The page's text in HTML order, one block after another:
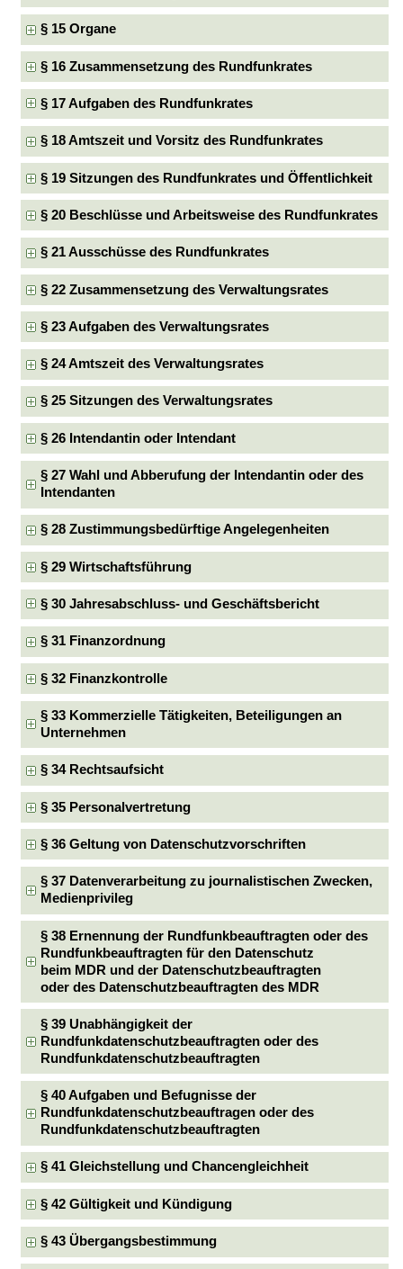
§ 15 Organe
§ 16 Zusammensetzung des Rundfunkrates
§ 17 Aufgaben des Rundfunkrates
§ 18 Amtszeit und Vorsitz des Rundfunkrates
§ 19 Sitzungen des Rundfunkrates und Öffentlichkeit
§ 20 Beschlüsse und Arbeitsweise des Rundfunkrates
§ 21 Ausschüsse des Rundfunkrates
§ 22 Zusammensetzung des Verwaltungsrates
§ 23 Aufgaben des Verwaltungsrates
§ 24 Amtszeit des Verwaltungsrates
§ 25 Sitzungen des Verwaltungsrates
§ 26 Intendantin oder Intendant
§ 27 Wahl und Abberufung der Intendantin oder des
Intendanten
§ 28 Zustimmungsbedürftige Angelegenheiten
§ 29 Wirtschaftsführung
§ 30 Jahresabschluss- und Geschäftsbericht
§ 31 Finanzordnung
§ 32 Finanzkontrolle
§ 33 Kommerzielle Tätigkeiten, Beteiligungen an
Unternehmen
§ 34 Rechtsaufsicht
§ 35 Personalvertretung
§ 36 Geltung von Datenschutzvorschriften
§ 37 Datenverarbeitung zu journalistischen Zwecken,
Medienprivileg
§ 38 Ernennung der Rundfunkbeauftragten oder des
Rundfunkbeauftragten für den Datenschutz
beim MDR und der Datenschutzbeauftragten
oder des Datenschutzbeauftragten des MDR
§ 39 Unabhängigkeit der
Rundfunkdatenschutzbeauftragten oder des
Rundfunkdatenschutzbeauftragten
§ 40 Aufgaben und Befugnisse der
Rundfunkdatenschutzbeauftragen oder des
Rundfunkdatenschutzbeauftragten
§ 41 Gleichstellung und Chancengleichheit
§ 42 Gültigkeit und Kündigung
§ 43 Übergangsbestimmung